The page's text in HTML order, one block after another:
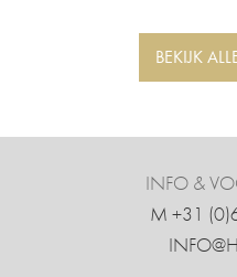
BEKIJK
INFO &
M +31